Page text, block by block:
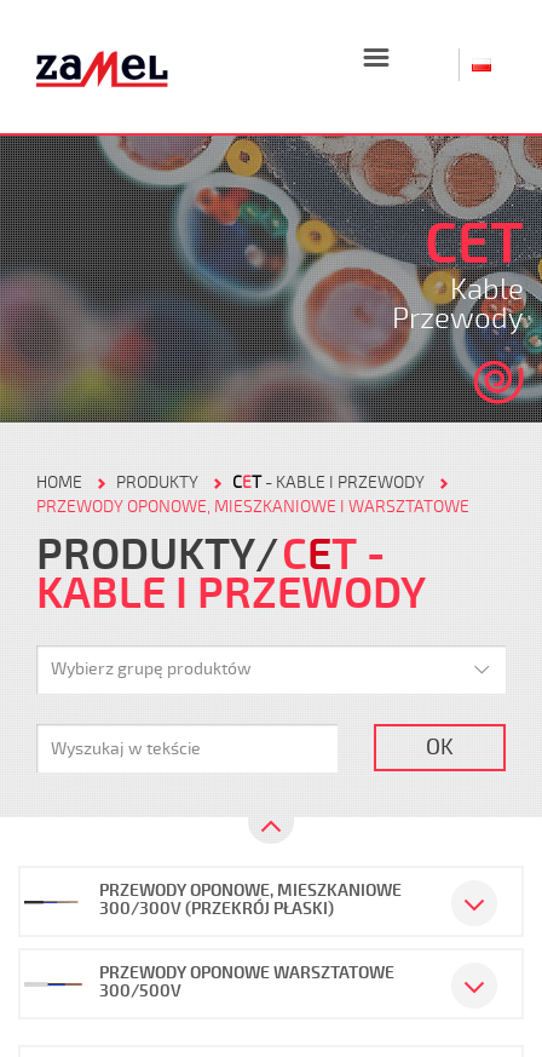
☰
CET
Kable
Przewody
HOME PRODUKTY CET- KABLE I PRZEWODY
PRZEWODY OPONOWE, MIESZKANIOWE I WARSZTATOWE
PRODUKTY CET -
KABLE I PRZEWODY
Wybierz grupę produktów
OK
PRZEWODY OPONOWE, MIESZKANIOWE
300/300V (PRZEKRÓJ PŁASKI)
PRZEWODY OPONOWE WARSZTATOWE
300/500V